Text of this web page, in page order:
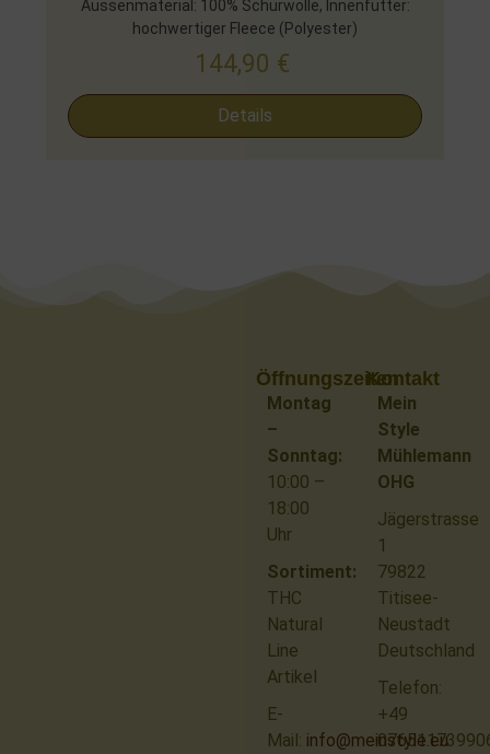
Aussenmaterial: 100% Schurwolle, Innenfutter:
hochwertiger Fleece (Polyester)
144,90 €
Details
Kontakt
Mein
Style
Mühlemann
OHG
Jägerstrasse
1
79822
Titisee-
Neustadt
Deutschland
Telefon:
+49
Öffnungszeiten
Montag
–
Sonntag:
10:00 –
18:00
Uhr
Sortiment:
THC
Natural
Line
Artikel
E-
Mail: info@meinstyle.eu